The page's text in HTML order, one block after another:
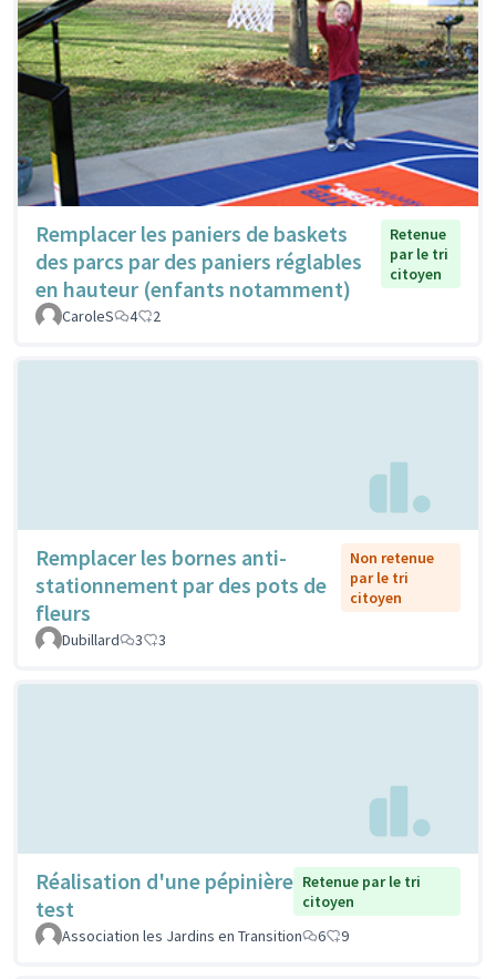
Remplacer les paniers de baskets
des parcs par des paniers réglables
en hauteur (enfants notamment)
Retenue
par le tri
citoyen
CaroleS 4 2
Remplacer les bornes anti-
stationnement par des pots de
fleurs
Non retenue
par le tri
citoyen
Dubillard 3 3
Réalisation d'une pépinière
test
Retenue par le tri
citoyen
Association les Jardins en Transition
6 9